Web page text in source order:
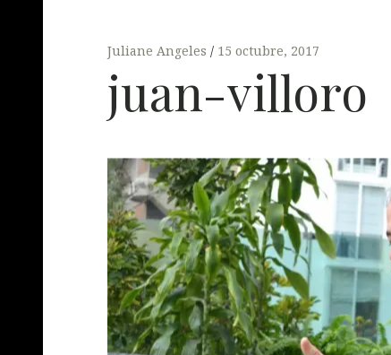
Juliane Angeles 15 octubre, 2017
juan-villoro